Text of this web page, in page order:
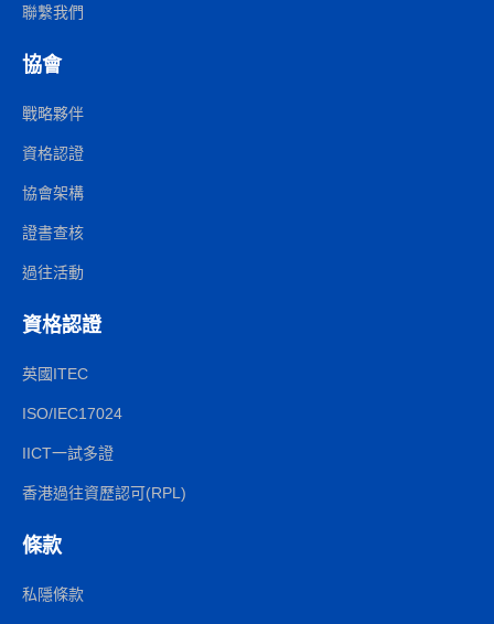
聯繫我們
協會
戰略夥伴
資格認證
協會架構
證書查核
過往活動
資格認證
英國ITEC
ISO/IEC17024
IICT一試多證
香港過往資歷認可(RPL)
條款
私隱條款